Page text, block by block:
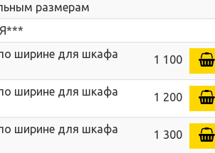
размерам
ширине для шкафа
1 100
ширине для шкафа
1 200
ширине для шкафа
1 300